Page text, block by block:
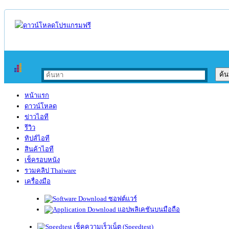
หน้าแรก
ดาวน์โหลด
ข่าวไอที
รีวิว
ทิปส์ไอที
สินค้าไอที
เช็ครอบหนัง
รวมคลิป Thaiware
เครื่องมือ
ซอฟต์แวร์
แอปพลิเคชันบนมือถือ
เช็คความเร็วเน็ต (Speedtest)